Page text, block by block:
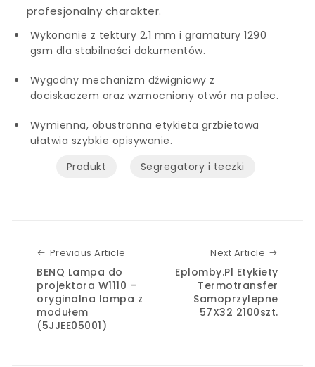
profesjonalny charakter.
Wykonanie z tektury 2,1 mm i gramatury 1290
gsm dla stabilności dokumentów.
Wygodny mechanizm dźwigniowy z
dociskaczem oraz wzmocniony otwór na palec.
Wymienna, obustronna etykieta grzbietowa
ułatwia szybkie opisywanie.
Produkt
Segregatory i teczki
Previous Article
BENQ Lampa do
projektora W1110 –
oryginalna lampa z
modułem
(5JJEE05001)
Next Article
Eplomby.Pl Etykiety
Termotransfer
Samoprzylepne
57X32 2100szt.